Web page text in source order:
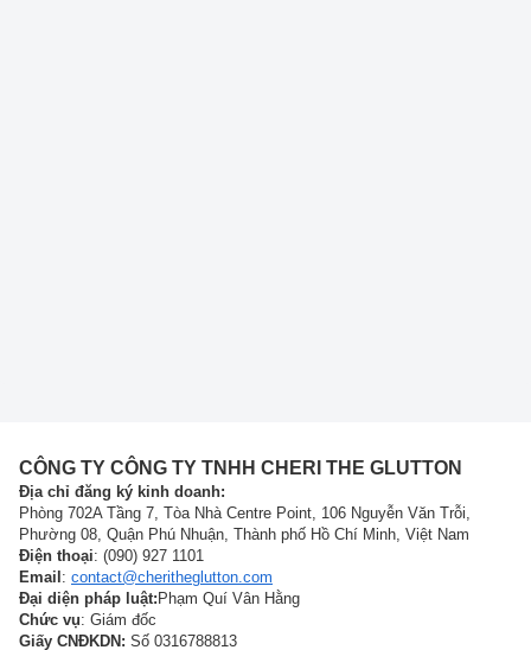
CÔNG TY CÔNG TY TNHH CHERI THE GLUTTON
Địa chỉ đăng ký kinh doanh:
Phòng 702A Tầng 7, Tòa Nhà Centre Point, 106 Nguyễn Văn Trỗi,
Phường 08, Quận Phú Nhuận, Thành phố Hồ Chí Minh, Việt Nam
Điện thoại: (090) 927 1101
Email : contact@cheritheglutton.com
Đại diện pháp luật: Phạm Quí Vân Hằng
Chức vụ: Giám đốc
Giấy CNĐKDN: Số 0316788813